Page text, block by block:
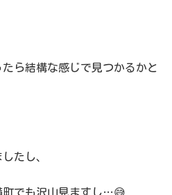
ら結構な感じで見つかるかと
たし、
町でも沢山見ますし…😅